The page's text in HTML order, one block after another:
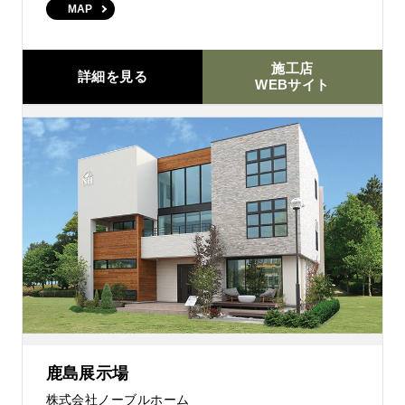
MAP
詳細を見る
施工店
WEBサイト
鹿島展示場
株式会社ノーブルホーム